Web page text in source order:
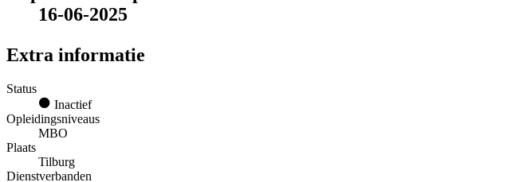
16-06-2025
Extra informatie
Status
Inactief
Opleidingsniveaus
MBO
Plaats
Tilburg
Dienstverbanden